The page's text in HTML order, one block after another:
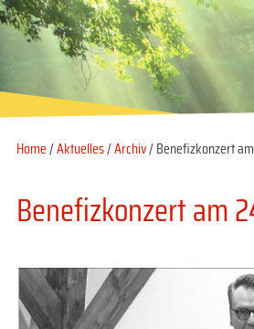
Home/Aktuelles/Archiv/ Benefizkonzert am
Benefizkonzert am